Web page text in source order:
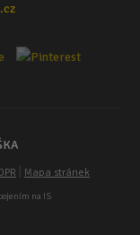
Mapa stránek
na IS